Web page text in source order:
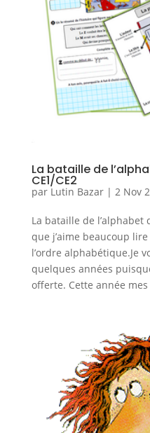
La bataille de
CE1/CE2
par Lutin Bazar| 2 Nov
La bataille de l’alphabet
que j’aime beaucoup
l’ordre alphabétique.Je
quelques années
offerte. Cette année mes